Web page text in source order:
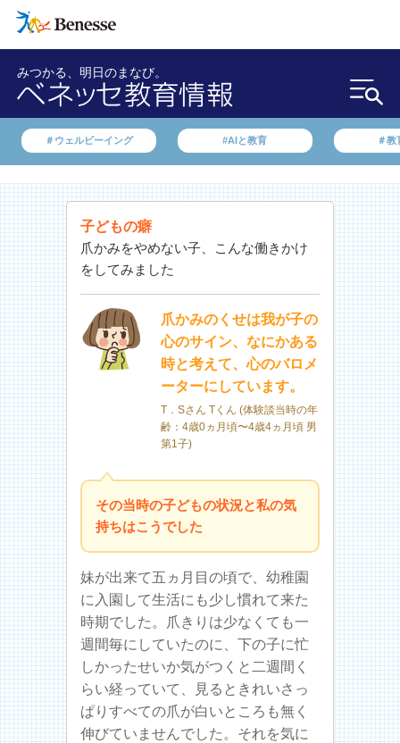
みつかる、明日のまなび。
＃ウェルビーイング #AIと教育 ＃教
子どもの癖
爪かみをやめない子、こんな働きかけ
をしてみました
爪かみのくせは我が子の
心のサイン、なにかある
時と考えて、心のバロメ
ーターにしています。
T．Sさん Tくん (体験談当時の年
齢：4歳0ヵ月頃〜4歳4ヵ月頃 男
第1子)
その当時の子どもの状況と私の気
持ちはこうでした
妹が出来て五ヵ月目の頃で、幼稚園
に入園して生活にも少し慣れて来た
時期でした。爪きりは少なくても一
週間毎にしていたのに、下の子に忙
しかったせいか気がつくと二週間く
らい経っていて、見るときれいさっ
ぱりすべての爪が白いところも無く
伸びていませんでした。それを気に